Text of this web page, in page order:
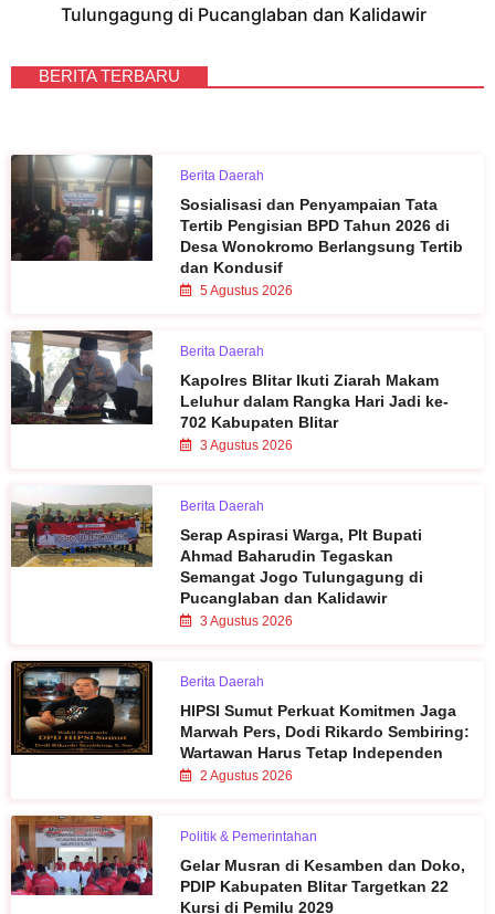
Tulungagung di Pucanglaban dan Kalidawir
BERITA TERBARU
Berita Daerah
Sosialisasi dan Penyampaian Tata
Tertib Pengisian BPD Tahun 2026 di
Desa Wonokromo Berlangsung Tertib
dan Kondusif
5 Agustus 2026
Berita Daerah
Kapolres Blitar Ikuti Ziarah Makam
Leluhur dalam Rangka Hari Jadi ke-
702 Kabupaten Blitar
3 Agustus 2026
Berita Daerah
Serap Aspirasi Warga, Plt Bupati
Ahmad Baharudin Tegaskan
Semangat Jogo Tulungagung di
Pucanglaban dan Kalidawir
3 Agustus 2026
Berita Daerah
HIPSI Sumut Perkuat Komitmen Jaga
Marwah Pers, Dodi Rikardo Sembiring:
Wartawan Harus Tetap Independen
2 Agustus 2026
Politik & Pemerintahan
Gelar Musran di Kesamben dan Doko,
PDIP Kabupaten Blitar Targetkan 22
Kursi di Pemilu 2029